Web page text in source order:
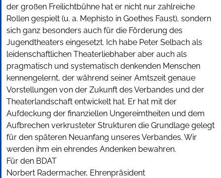
der großen Freilichtbühne hat er nicht nur zahlreiche
Rollen gespielt (u. a. Mephisto in Goethes Faust), sondern
sich ganz besonders auch für die Förderung des
Jugendtheaters eingesetzt. Ich habe Peter Selbach als
leidenschaftlichen Theaterliebhaber aber auch als
pragmatisch und systematisch denkenden Menschen
kennengelernt, der während seiner Amtszeit genaue
Vorstellungen von der Zukunft des Verbandes und der
Theaterlandschaft entwickelt hat. Er hat mit der
Aufdeckung der finanziellen Ungereimtheiten und dem
Aufbrechen verkrusteter Strukturen die Grundlage gelegt
für den späteren Neuanfang unseres Verbandes. Wir
werden ihm ein ehrendes Andenken bewahren.
Für den BDAT
Norbert Radermacher, Ehrenpräsident